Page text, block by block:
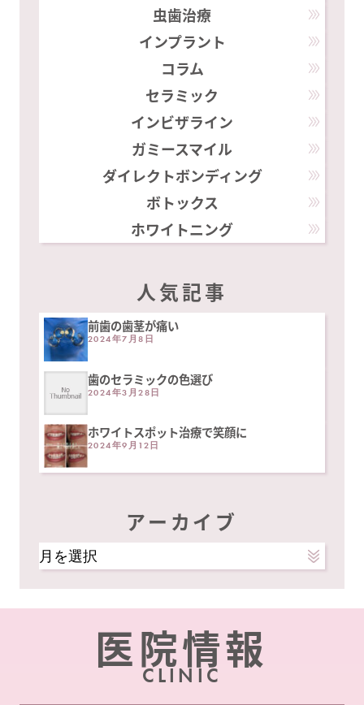
虫歯治療
インプラント
コラム
セラミック
インビザライン
ガミースマイル
ダイレクトボンディング
ボトックス
ホワイトニング
人気記事
前歯の歯茎が痛い
2024年7月8日
歯のセラミックの色選び
2024年3月28日
ホワイトスポット治療で笑顔に
2024年9月12日
アーカイブ
ア
ー
カ
医院情報
CLINIC